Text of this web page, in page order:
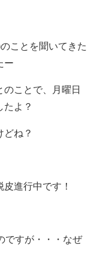
ことを聞いてきた
ー
ことで、月曜日
たよ？
どね？
進行中です！
ですが・・・なぜ